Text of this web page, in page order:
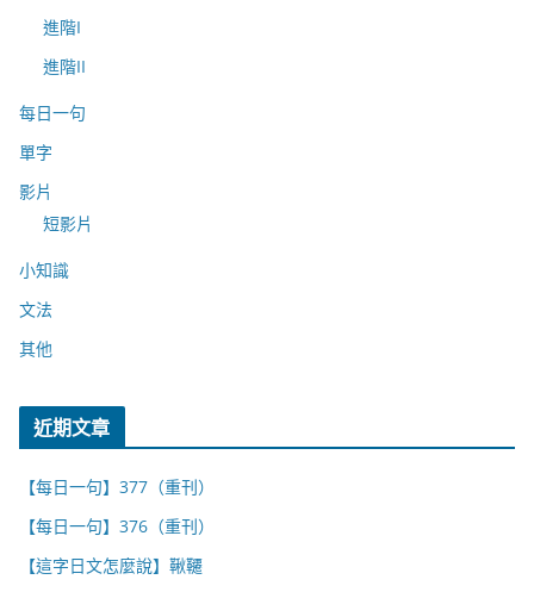
進階I
進階II
每日一句
單字
影片
短影片
小知識
文法
其他
近期文章
【每日一句】377（重刊）
【每日一句】376（重刊）
【這字日文怎麼說】鞦韆